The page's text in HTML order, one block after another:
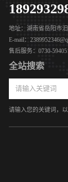
地址：湖南省岳阳市
E-mail：
售后服务：0730-
全站搜索
请输入您的关键词，